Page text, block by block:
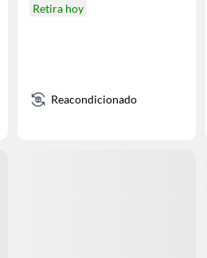
Retira hoy
Reacondicionado